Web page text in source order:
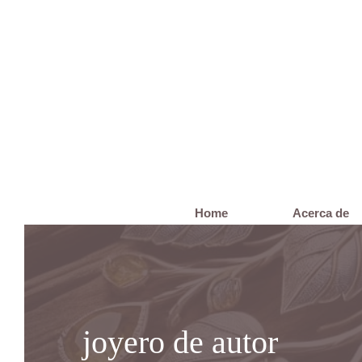
Home Acerca de
joyero de autor